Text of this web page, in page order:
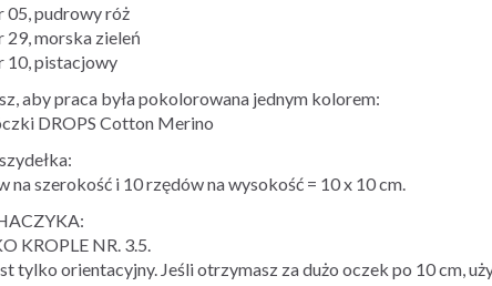
05, pudrowy róż
29, morska zieleń
10, pistacjowy
aby praca była pokolorowana jednym kolorem:
DROPS Cotton Merino
na szerokość i 10 rzędów na wysokość = 10 x 10 cm.
KROPLE NR. 3.5.
tylko orientacyjny. Jeśli otrzymasz za dużo oczek po 10 cm,